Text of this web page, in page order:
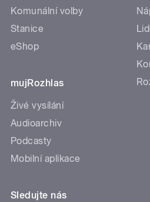
Komunální volby
Stanice
eShop
mujRozhlas
Živé vysílání
Audioarchiv
Podcasty
Mobilní aplikace
Sledujte nás